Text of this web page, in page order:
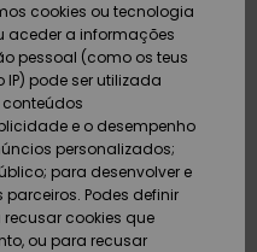
e
e
cookies ou tecnologia
aceder a informações
pessoal (como os teus
pode ser utilizada
e o desempenho
personalizados;
para desenvolver e
Podes definir
cookies que
ou para recusar